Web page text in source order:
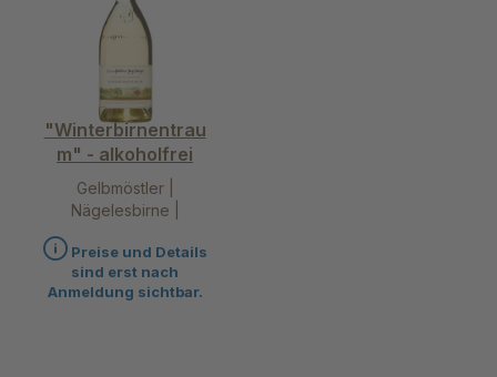
"Winterbirnentrau
m" - alkoholfrei
Gelbmöstler |
Nägelesbirne |
Wasserbirne
Preise und Details
sind erst nach
Anmeldung sichtbar.